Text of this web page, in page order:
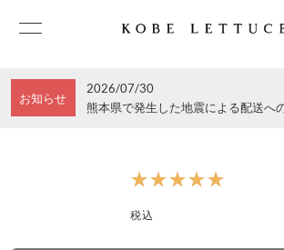
お知らせ
2026/07/30
熊本県で発生した地震による配送へ
★★★★★
★★★★★
税込